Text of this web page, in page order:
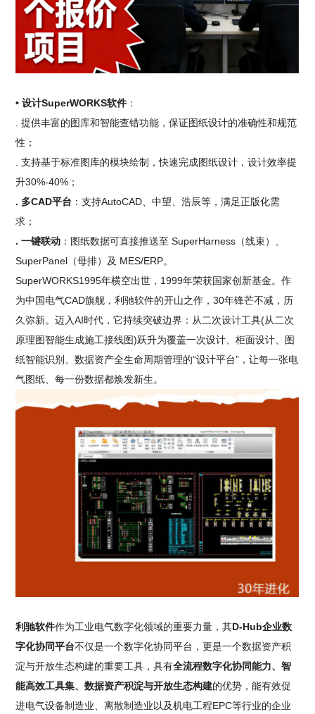
• 设计SuperWORKS软件 ：
. 提供丰富的图库和智能查错功能，保证图纸设计的准确性和规范
性；
. 支持基于标准图库的模块绘制，快速完成图纸设计，设计效率提
升30%-40%；
. 多CAD平台 ：支持AutoCAD、中望、浩辰等，满足正版化需
求；
. 一键联动 ：图纸数据可直接推送至 SuperHarness（线束）、
SuperPanel（母排）及 MES/ERP。
SuperWORKS1995年横空出世，1999年荣获国家创新基金。作
为中国电气CAD旗舰，利驰软件的开山之作，30年锋芒不减，历
久弥新。迈入AI时代，它持续突破边界：从二次设计工具(从二次
原理图智能生成施工接线图)跃升为覆盖一次设计、柜面设计、图
纸智能识别、数据资产全生命周期管理的“设计平台”，让每一张电
气图纸、每一份数据都焕发新生。
利驰软件作为工业电气数字化领域的重要力量，其D-Hub企业数
字化协同平台不仅是一个数字化协同平台，更是一个数据资产积
淀与开放生态构建的重要工具，具有全流程数字化协同能力、智
能高效工具集、数据资产积淀与开放生态构建的优势，能有效促
进电气设备制造业、离散制造业以及机电工程EPC等行业的企业